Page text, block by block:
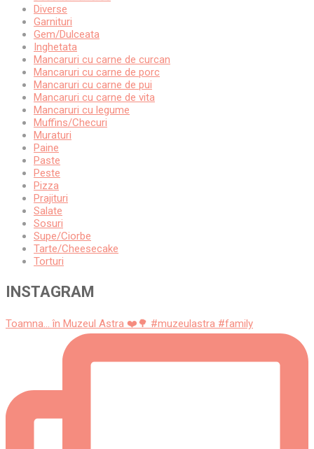
Diverse
Garnituri
Gem/Dulceata
Inghetata
Mancaruri cu carne de curcan
Mancaruri cu carne de porc
Mancaruri cu carne de pui
Mancaruri cu carne de vita
Mancaruri cu legume
Muffins/Checuri
Muraturi
Paine
Paste
Peste
Pizza
Prajituri
Salate
Sosuri
Supe/Ciorbe
Tarte/Cheesecake
Torturi
INSTAGRAM
Toamna... în Muzeul Astra ❤️🌳 #muzeulastra #family